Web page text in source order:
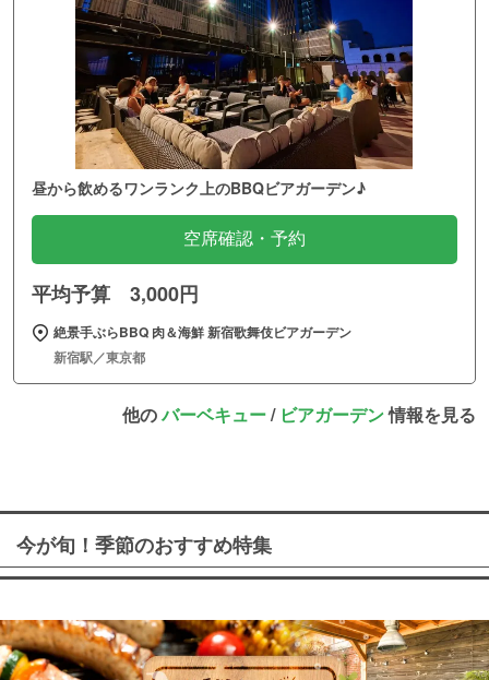
昼から飲めるワンランク上のBBQビアガーデン♪
空席確認・予約
平均予算 3,000円
絶景手ぶらBBQ 肉＆海鮮 新宿歌舞伎ビアガーデン
新宿駅／東京都
他のバーベキュー/ ビアガーデン情報を見る
今が旬！季節のおすすめ特集